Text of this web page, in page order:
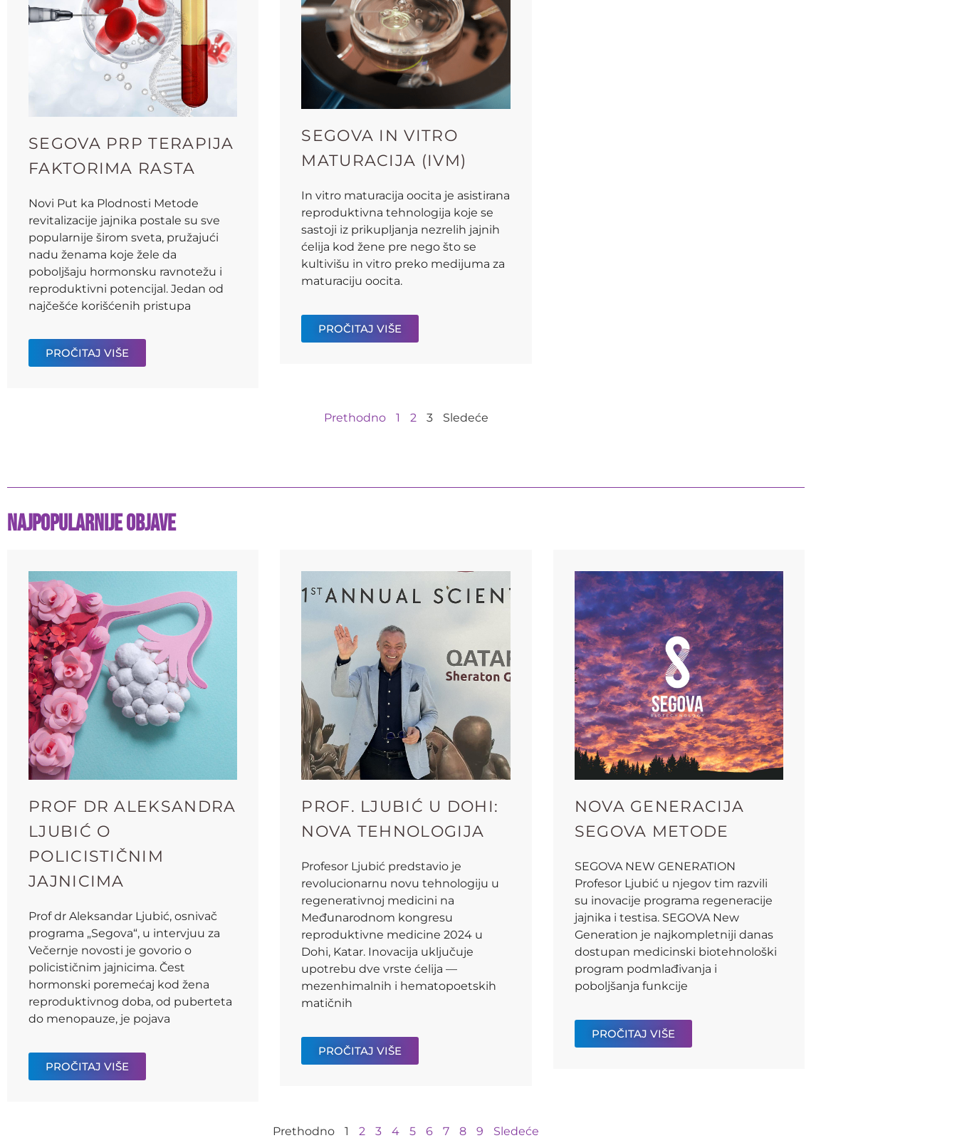
SEGOVA PRP TERAPIJA
FAKTORIMA RASTA
Novi Put ka Plodnosti Metode
revitalizacije jajnika postale su sve
popularnije širom sveta, pružajući
nadu ženama koje žele da
poboljšaju hormonsku ravnotežu i
reproduktivni potencijal. Jedan od
najčešće korišćenih pristupa
PROČITAJ VIŠE
SEGOVA IN VITRO
MATURACIJA (IVM)
In vitro maturacija oocita je asistirana
reproduktivna tehnologija koje se
sastoji iz prikupljanja nezrelih jajnih
ćelija kod žene pre nego što se
kultivišu in vitro preko medijuma za
maturaciju oocita.
PROČITAJ VIŠE
Prethodno 1 2 3 Sledeće
Najpopularnije objave
PROF DR ALEKSANDRA
LJUBIĆ O
POLICISTIČNIM
JAJNICIMA
Prof dr Aleksandar Ljubić, osnivač
programa „Segova“, u intervjuu za
Večernje novosti je govorio o
policističnim jajnicima. Čest
hormonski poremećaj kod žena
reproduktivnog doba, od puberteta
do menopauze, je pojava
PROČITAJ VIŠE
PROF. LJUBIĆ U DOHI:
NOVA TEHNOLOGIJA
Profesor Ljubić predstavio je
revolucionarnu novu tehnologiju u
regenerativnoj medicini na
Međunarodnom kongresu
reproduktivne medicine 2024 u
Dohi, Katar. Inovacija uključuje
upotrebu dve vrste ćelija —
mezenhimalnih i hematopoetskih
matičnih
PROČITAJ VIŠE
NOVA GENERACIJA
SEGOVA METODE
SEGOVA NEW GENERATION
Profesor Ljubić u njegov tim razvili
su inovacije programa regeneracije
jajnika i testisa. SEGOVA New
Generation je najkompletniji danas
dostupan medicinski biotehnološki
program podmlađivanja i
poboljšanja funkcije
PROČITAJ VIŠE
Prethodno 1 2 3 4 5 6 7 8 9 Sledeće